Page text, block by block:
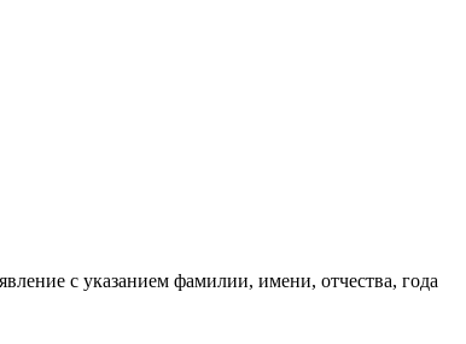
с указанием фамилии, имени, отчества, года